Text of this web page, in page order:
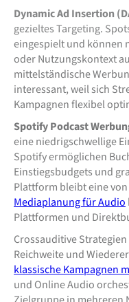
Dynamic Ad Insertion
gezieltes Targeting.
eingespielt und können
oder Nutzungskontext
mittelständische
interessant, weil sich
Kampagnen flexibel
Spotify Podcast
eine niedrigschwellige
Spotify ermöglichen
Einstiegsbudgets und
Plattform bleibt eine
Mediaplanung für Audio
Plattformen und
Crossauditive
Reichweite und
klassische Kampagnen
und Online Audio